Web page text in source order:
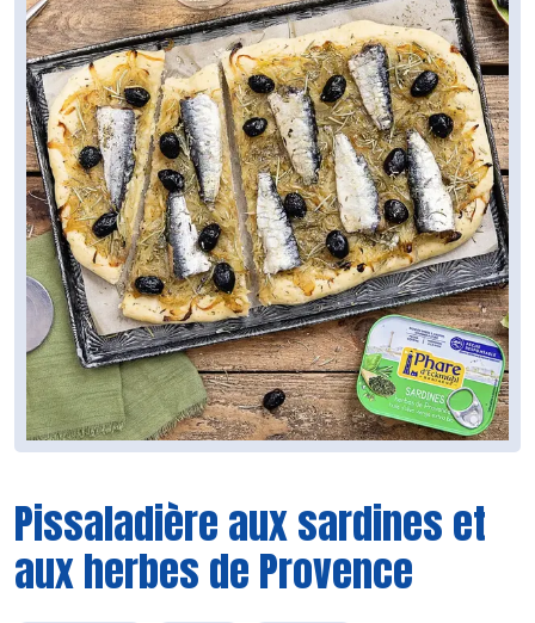
Pissaladière aux sardines et
aux herbes de Provence